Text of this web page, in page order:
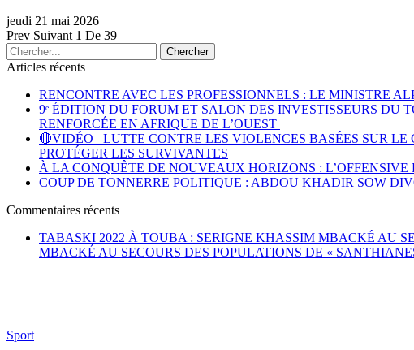
jeudi 21 mai 2026
Prev Suivant 1 De 39
Articles récents
RENCONTRE AVEC LES PROFESSIONNELS : LE MINISTRE
9ᵉ ÉDITION DU FORUM ET SALON DES INVESTISSEURS DU
RENFORCÉE EN AFRIQUE DE L’OUEST
🔴VIDÉO –LUTTE CONTRE LES VIOLENCES BASÉES SUR
PROTÉGER LES SURVIVANTES
À LA CONQUÊTE DE NOUVEAUX HORIZONS :
COUP DE TONNERRE POLITIQUE : ABDOU KHADIR SOW
Commentaires récents
TABASKI 2022 À TOUBA : SERIGNE KHASSIM MBACKÉ AU
MBACKÉ AU SECOURS DES POPULATIONS DE «
Sport